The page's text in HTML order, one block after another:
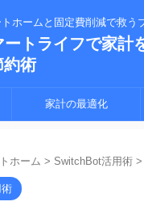
ホームと固定費削減で救う
トライフで家計
約術
家計の最適化
ホーム > SwitchBot活用術 >